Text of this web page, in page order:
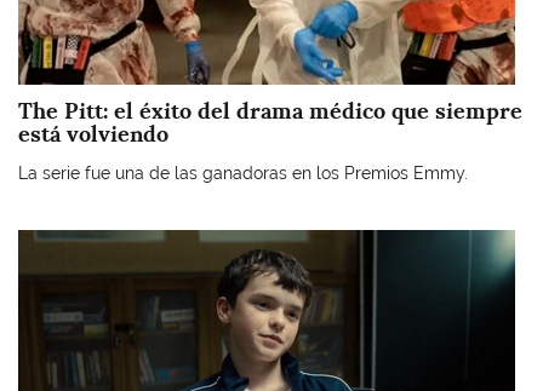
The Pitt: el éxito del drama médico que siempre
está volviendo
La serie fue una de las ganadoras en los Premios Emmy.
Imagen